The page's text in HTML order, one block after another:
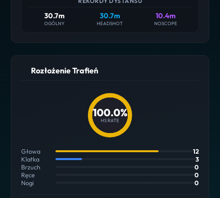
30.7m
OGÓLNY
30.7m
HEADSHOT
10.4m
NOSCOPE
Rozłożenie Trafień
100.0%
HS RATE
Głowa
12
Klatka
3
Brzuch
0
Ręce
0
Nogi
0